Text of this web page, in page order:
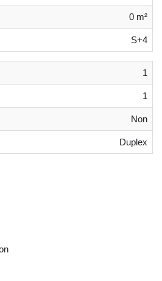
0 m²
S+4
1
1
Non
Duplex